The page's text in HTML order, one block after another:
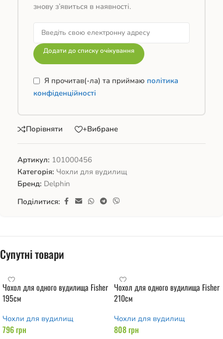
знову з’явиться в наявності.
Додати до списку очікування
Я прочитав(-ла) та приймаю політика
конфіденційності
Порівняти +Вибране
Артикул: 101000456
Категорія: Чохли для вудилищ
Бренд: Delphin
Поділитися:
Супутні товари
Чохол для одного вудилища Fisher
195см
Чохли для вудилищ
796грн
Чохол для одного вудилища Fisher
210см
Чохли для вудилищ
808грн